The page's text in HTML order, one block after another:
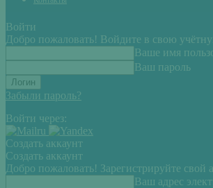
Войти
Добро пожаловать! Войдите в свою
Ваше имя
Ваш пароль
Забыли пароль?
Войти через:
Создать аккаунт
Создать аккаунт
Добро пожаловать! Зарегистрируйте свой
Ваш адрес